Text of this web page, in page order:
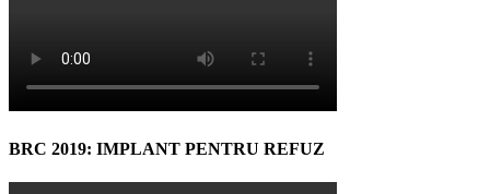
BRC 2019: IMPLANT PENTRU REFUZ